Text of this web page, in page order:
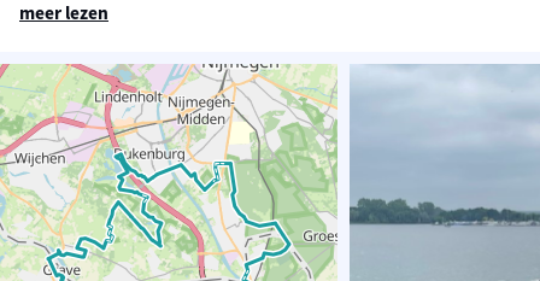
meer lezen